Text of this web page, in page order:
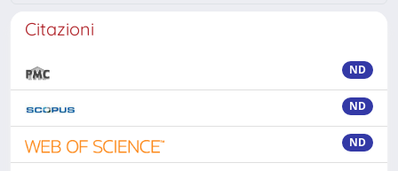
Citazioni
ND
ND
ND